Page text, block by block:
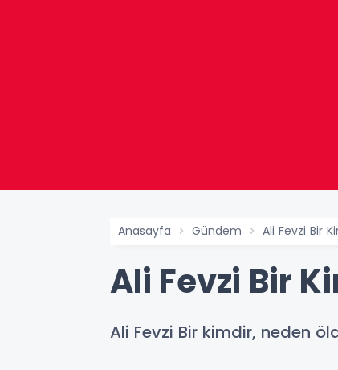
Anasayfa Gündem Ali Fevzi Bir
Ali Fevzi Bir
Ali Fevzi Bir kimdir, neden